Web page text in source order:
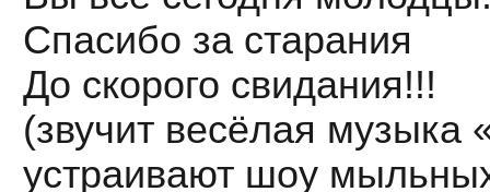
Спасибо за старания
До скорого свидания!!!
(звучит весёлая музыка
устраивают шоу